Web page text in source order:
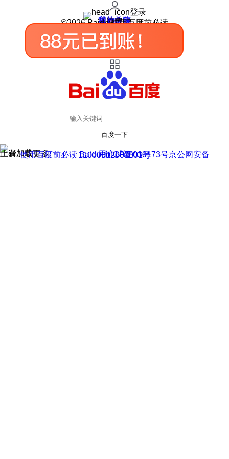
登录
我的关注
我的收藏
皮肤中心
用户反馈
设置
©2026 Baidu 使用百度前必读
百度一下
正在加载
上滑加载更多 用户反馈
使用百度前必读 Baidu 京ICP证030173号
京公网安备11000002000001号